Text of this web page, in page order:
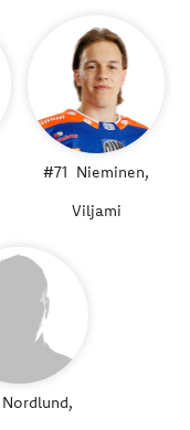
#71 Nieminen,
Viljami
Nordlund,